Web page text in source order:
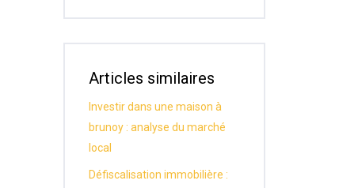
Articles similaires
Investir dans une maison à
brunoy : analyse du marché
local
Défiscalisation immobilière :